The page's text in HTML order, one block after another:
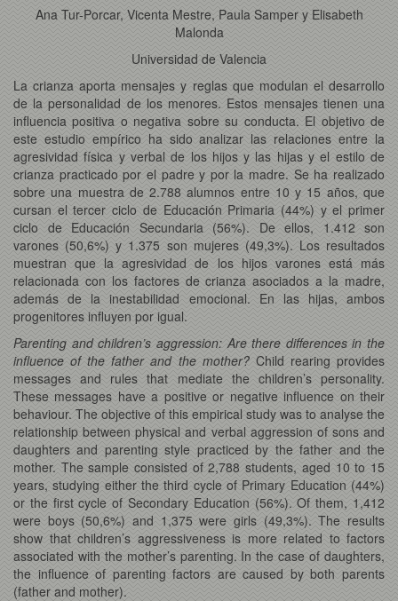
Ana Tur-Porcar, Vicenta Mestre, Paula Samper y Elisabeth
Malonda
Universidad de Valencia
La crianza aporta mensajes y reglas que modulan el desarrollo
de la personalidad de los menores. Estos mensajes tienen una
influencia positiva o negativa sobre su conducta. El objetivo de
este estudio empírico ha sido analizar las relaciones entre la
agresividad física y verbal de los hijos y las hijas y el estilo de
crianza practicado por el padre y por la madre. Se ha realizado
sobre una muestra de 2.788 alumnos entre 10 y 15 años, que
cursan el tercer ciclo de Educación Primaria (44%) y el primer
ciclo de Educación Secundaria (56%). De ellos, 1.412 son
varones (50,6%) y 1.375 son mujeres (49,3%). Los resultados
muestran que la agresividad de los hijos varones está más
relacionada con los factores de crianza asociados a la madre,
además de la inestabilidad emocional. En las hijas, ambos
progenitores influyen por igual.
Parenting and children’s aggression: Are there differences in the
influence of the father and the mother? Child rearing provides
messages and rules that mediate the children’s personality.
These messages have a positive or negative influence on their
behaviour. The objective of this empirical study was to analyse the
relationship between physical and verbal aggression of sons and
daughters and parenting style practiced by the father and the
mother. The sample consisted of 2,788 students, aged 10 to 15
years, studying either the third cycle of Primary Education (44%)
or the first cycle of Secondary Education (56%). Of them, 1,412
were boys (50,6%) and 1,375 were girls (49,3%). The results
show that children’s aggressiveness is more related to factors
associated with the mother’s parenting. In the case of daughters,
the influence of parenting factors are caused by both parents
(father and mother).